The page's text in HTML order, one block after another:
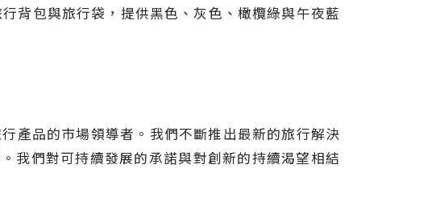
背包與旅行袋，提供黑色、灰色、橄欖綠與午夜藍
產品的市場領導者。我們不斷推出最新的旅行解決
我們對可持續發展的承諾與對創新的持續渴望相結